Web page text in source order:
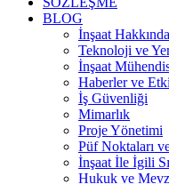
BLOG
İnşaat
Teknoloji ve
İnşaat
Haberler ve
İş Güvenliği
Mimarlık
Proje Yönetimi
Püf Noktaları
İnşaat İle İgili
Hukuk ve